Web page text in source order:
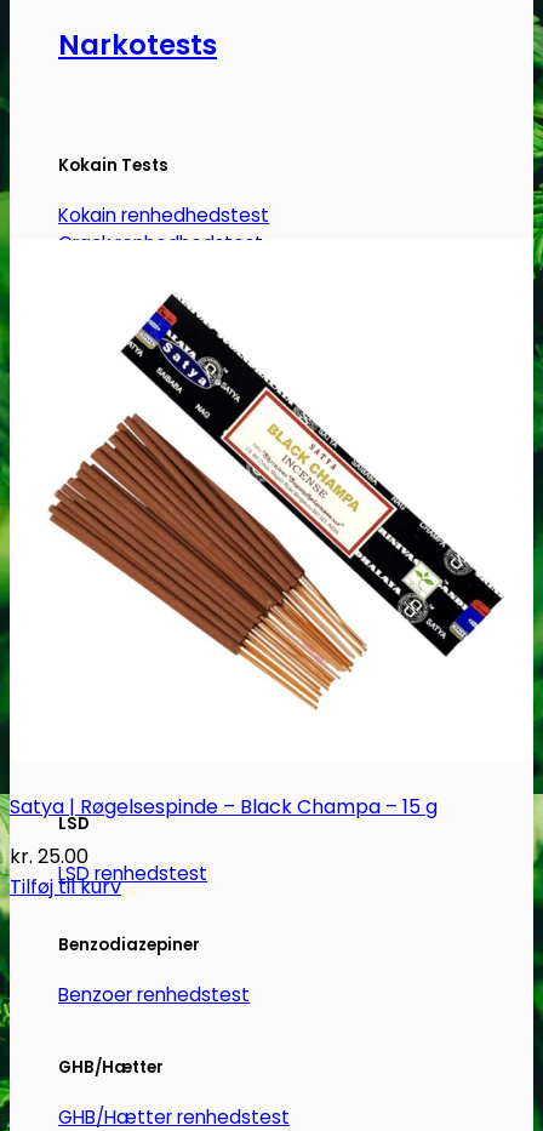
Narkotests
Kokain Tests
Kokain renhedhedstest
Crack renhedhedstest
MDMA renhedstest
Ecstasy
Ecstasy renhedstest
Heroin renhedstest
LSD
LSD renhedstest
Benzodiazepiner
Benzoer renhedstest
GHB/Hætter
GHB/Hætter renhedstest
Satya | Røgelsespinde – Black Champa – 15 g
kr. 25.00
Tilføj til kurv